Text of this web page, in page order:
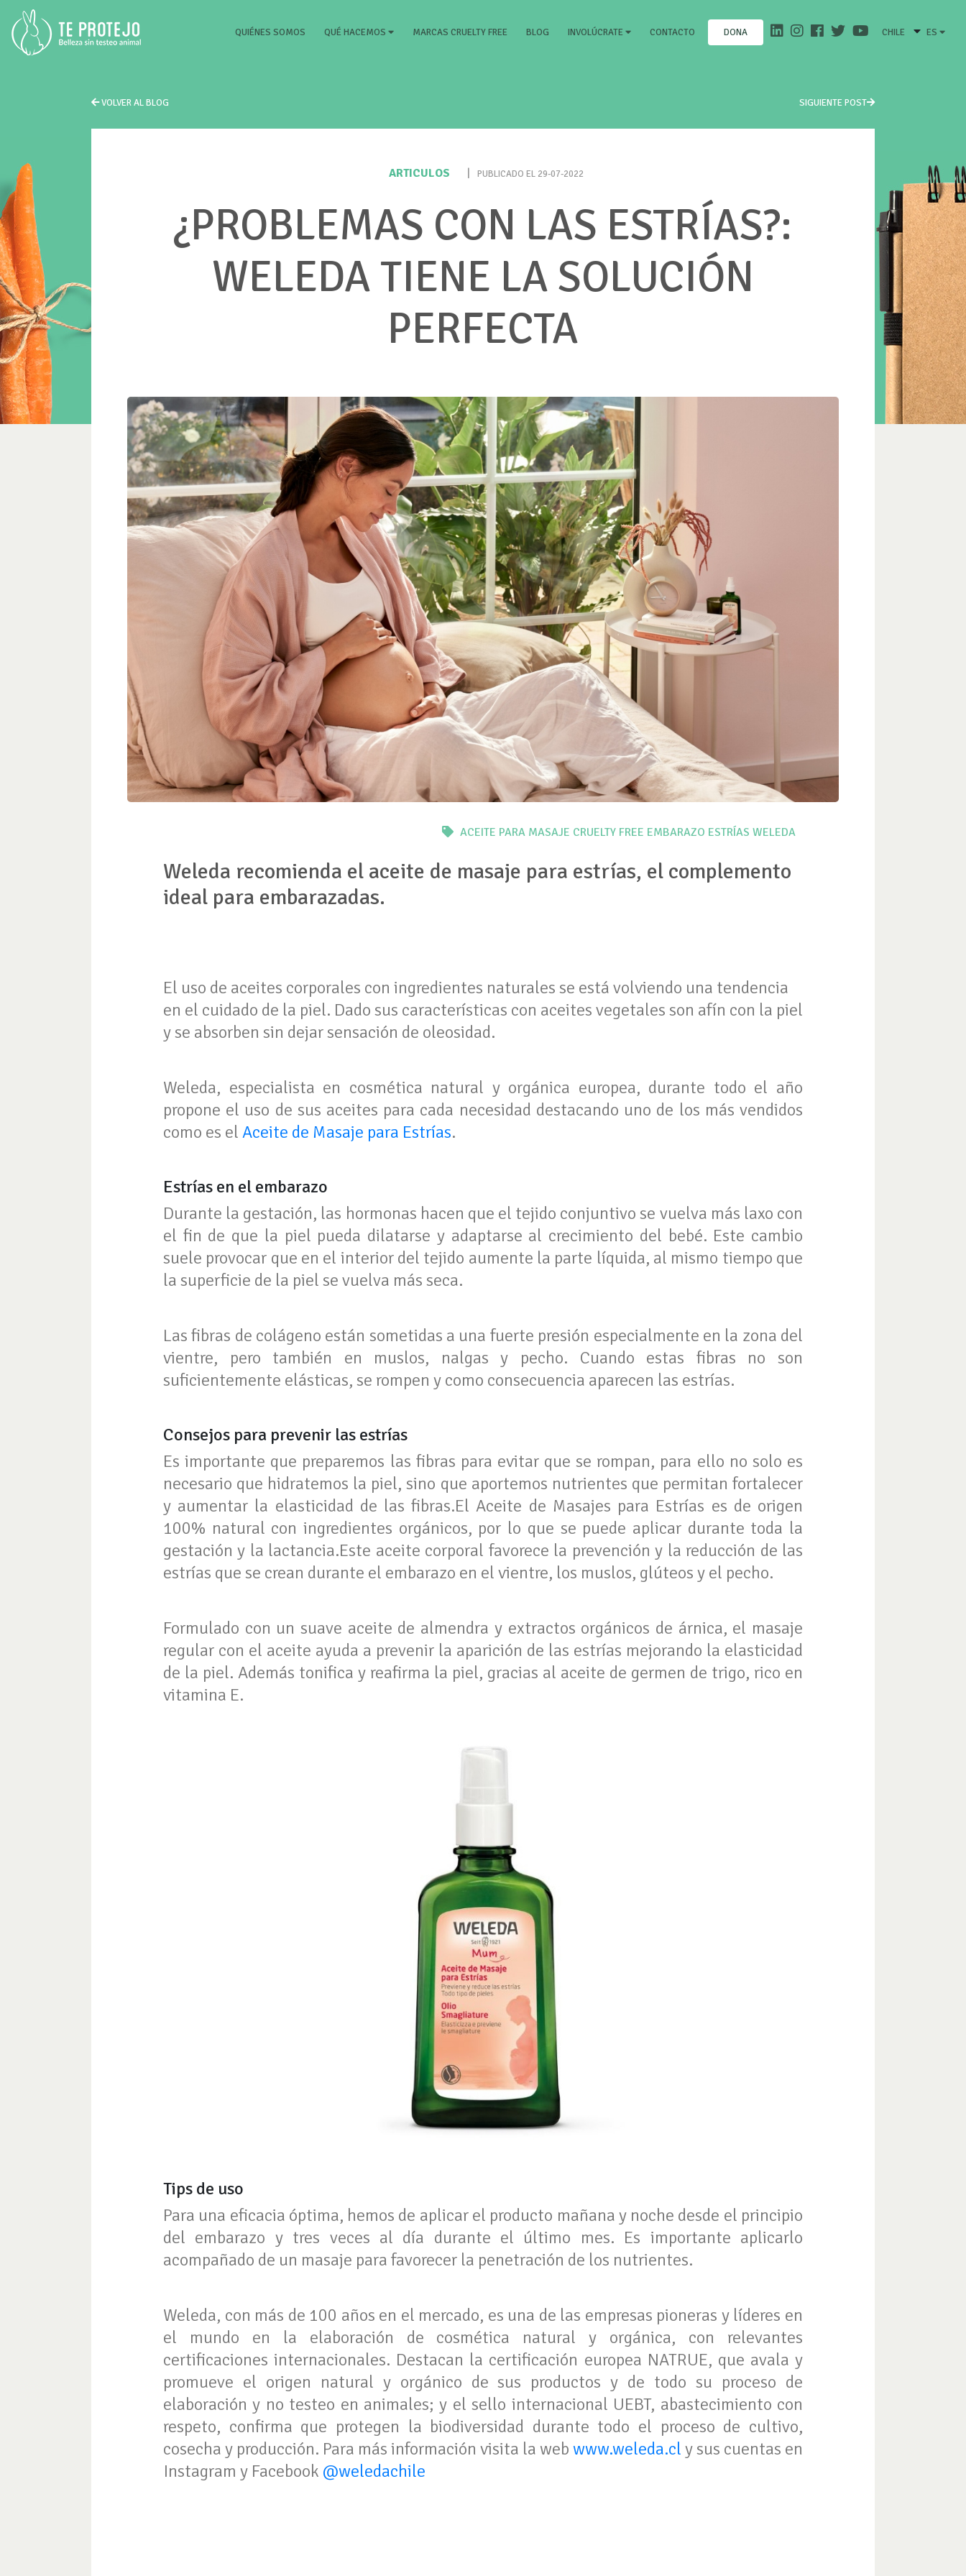
QUIÉNES SOMOS (CURRENT)
QUÉ HACEMOS MARCAS CRUELTY FREE BLOG INVOLÚCRATE CONTACTO DONA CHILE ES
VOLVER AL BLOG SIGUIENTE POST
ARTICULOS PUBLICADO EL 29-07-2022
¿PROBLEMAS CON LAS ESTRÍAS?:
WELEDA TIENE LA SOLUCIÓN
PERFECTA
ACEITE PARA MASAJE CRUELTY FREE EMBARAZO ESTRÍAS WELEDA
Weleda recomienda el aceite de masaje para estrías, el complemento
ideal para embarazadas.
El uso de aceites corporales con ingredientes naturales se está volviendo una tendencia
en el cuidado de la piel. Dado sus características con aceites vegetales son afín con la piel
y se absorben sin dejar sensación de oleosidad.
Weleda, especialista en cosmética natural y orgánica europea, durante todo el año
propone el uso de sus aceites para cada necesidad destacando uno de los más vendidos
como es el Aceite de Masaje para Estrías.
Estrías en el embarazo
Durante la gestación, las hormonas hacen que el tejido conjuntivo se vuelva más laxo con
el fin de que la piel pueda dilatarse y adaptarse al crecimiento del bebé. Este cambio
suele provocar que en el interior del tejido aumente la parte líquida, al mismo tiempo que
la superficie de la piel se vuelva más seca.
Las fibras de colágeno están sometidas a una fuerte presión especialmente en la zona del
vientre, pero también en muslos, nalgas y pecho. Cuando estas fibras no son
suficientemente elásticas, se rompen y como consecuencia aparecen las estrías.
Consejos para prevenir las estrías
Es importante que preparemos las fibras para evitar que se rompan, para ello no solo es
necesario que hidratemos la piel, sino que aportemos nutrientes que permitan fortalecer
y aumentar la elasticidad de las fibras.El Aceite de Masajes para Estrías es de origen
100% natural con ingredientes orgánicos, por lo que se puede aplicar durante toda la
gestación y la lactancia.Este aceite corporal favorece la prevención y la reducción de las
estrías que se crean durante el embarazo en el vientre, los muslos, glúteos y el pecho.
Formulado con un suave aceite de almendra y extractos orgánicos de árnica, el masaje
regular con el aceite ayuda a prevenir la aparición de las estrías mejorando la elasticidad
de la piel. Además tonifica y reafirma la piel, gracias al aceite de germen de trigo, rico en
vitamina E.
Tips de uso
Para una eficacia óptima, hemos de aplicar el producto mañana y noche desde el principio
del embarazo y tres veces al día durante el último mes. Es importante aplicarlo
acompañado de un masaje para favorecer la penetración de los nutrientes.
Weleda, con más de 100 años en el mercado, es una de las empresas pioneras y líderes en
el mundo en la elaboración de cosmética natural y orgánica, con relevantes
certificaciones internacionales. Destacan la certificación europea NATRUE, que avala y
promueve el origen natural y orgánico de sus productos y de todo su proceso de
elaboración y no testeo en animales; y el sello internacional UEBT, abastecimiento con
respeto, confirma que protegen la biodiversidad durante todo el proceso de cultivo,
cosecha y producción. Para más información visita la web www.weleda.cl y sus cuentas en
Instagram y Facebook @weledachile